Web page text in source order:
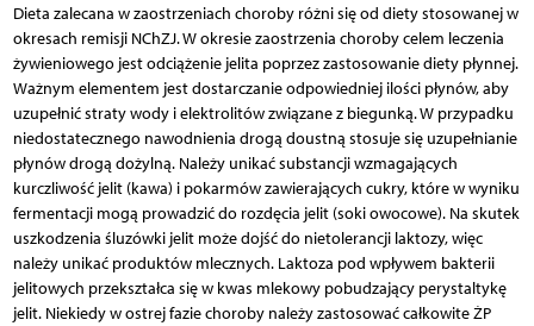
Dieta zalecana w zaostrzeniach choroby różni się od diety stosowanej w
okresach remisji NChZJ. W okresie zaostrzenia choroby celem leczenia
żywieniowego jest odciążenie jelita poprzez zastosowanie diety płynnej.
Ważnym elementem jest dostarczanie odpowiedniej iloś­ci płynów, aby
uzupełnić straty wody i elektrolitów związane z biegunką. W przypadku
niedostatecznego nawodnienia drogą doustną stosuje się uzupełnianie
płynów drogą dożylną. Należy unikać substancji wzmagających
kurczliwość jelit (kawa) i pokarmów zawierających cukry, które w wyniku
fermentacji mogą prowadzić do rozdęcia jelit (soki owocowe). Na skutek
uszkodzenia śluzówki jelit może dojść do nietolerancji laktozy, więc
należy unikać produktów mlecznych. Laktoza pod wpływem bakterii
jelitowych przekształca się w kwas mlekowy pobudzający perystaltykę
jelit. Niekiedy w ostrej fazie choroby należy zastosować całkowite ŻP